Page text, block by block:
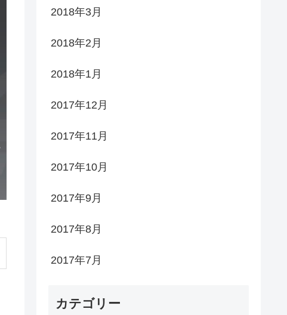
2018年3月
2018年2月
2018年1月
2017年12月
2017年11月
2017年10月
2017年9月
2017年8月
2017年7月
カテゴリー